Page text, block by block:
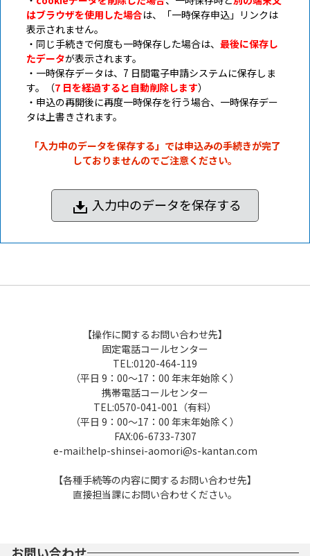
はブラウザを使用した場合は、「一時保存申込」リンクは
表示されません。
・同じ手続きで何度も一時保存した場合は、 最後に保存し
たデータが表示されます。
・一時保存データは、7 日間電子申請システムに保存しま
す。（7 日を経過すると自動削除します）
・申込の再開後に再度一時保存を行う場合、一時保存デー
タは上書きされます。
「入力中のデータを保存する」では申込みの手続きが完了
しておりませんのでご注意ください。
入力中のデータを保存する
【操作に関するお問い合わせ先】
固定電話コールセンター
TEL:0120-464-119
（平日 9：00～17：00 年末年始除く）
携帯電話コールセンター
TEL:0570-041-001（有料）
（平日 9：00～17：00 年末年始除く）
FAX:06-6733-7307
e-mail:help-shinsei-aomori@s-kantan.com
【各種手続等の内容に関するお問い合わせ先】
直接担当課にお問い合わせください。